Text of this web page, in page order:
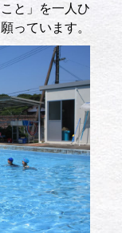
と」を一人ひ
っています。